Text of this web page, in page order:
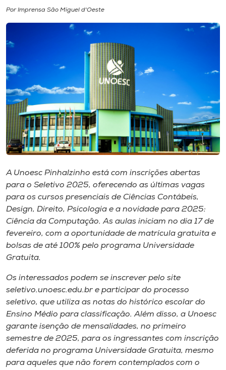
I.nova
Cultura
CPA
Biblioteca
Editora
Rádio
Museu
Unoesc
Store
Selecione
o idioma
Por Imprensa São Miguel d'Oeste
A Unoesc Pinhalzinho está com inscrições abertas
para o Seletivo 2025, oferecendo as últimas vagas
para os cursos presenciais de Ciências Contábeis,
Design, Direito, Psicologia e a novidade para 2025:
Ciência da Computação. As aulas iniciam no dia 17 de
fevereiro, com a oportunidade de matrícula gratuita e
bolsas de até 100% pelo programa Universidade
Gratuita.
Os interessados podem se inscrever pelo site
seletivo.unoesc.edu.br e participar do processo
seletivo, que utiliza as notas do histórico escolar do
Ensino Médio para classificação. Além disso, a Unoesc
garante isenção de mensalidades, no primeiro
semestre de 2025, para os ingressantes com inscrição
deferida no programa Universidade Gratuita, mesmo
para aqueles que não forem contemplados com o